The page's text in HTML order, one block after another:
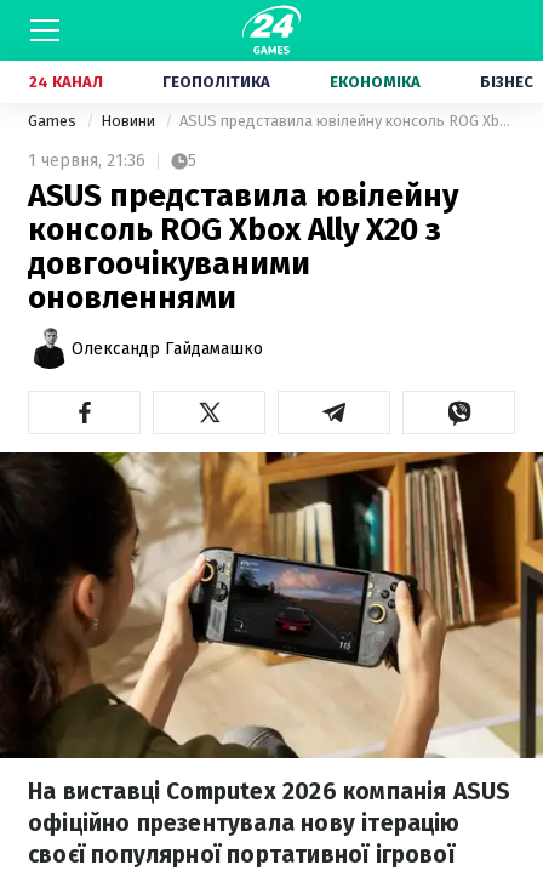
24 КАНАЛ ГЕОПОЛІТИКА ЕКОНОМІКА БІЗНЕС
Games Новини ASUS представила ювілейну консоль ROG Xbox Ally X20 з довгоочікуваними оновленнями
1 червня, 21:36 5
ASUS представила ювілейну
консоль ROG Xbox Ally X20 з
довгоочікуваними
оновленнями
Олександр Гайдамашко
На виставці Computex 2026 компанія ASUS
офіційно презентувала нову ітерацію
своєї популярної портативної ігрової